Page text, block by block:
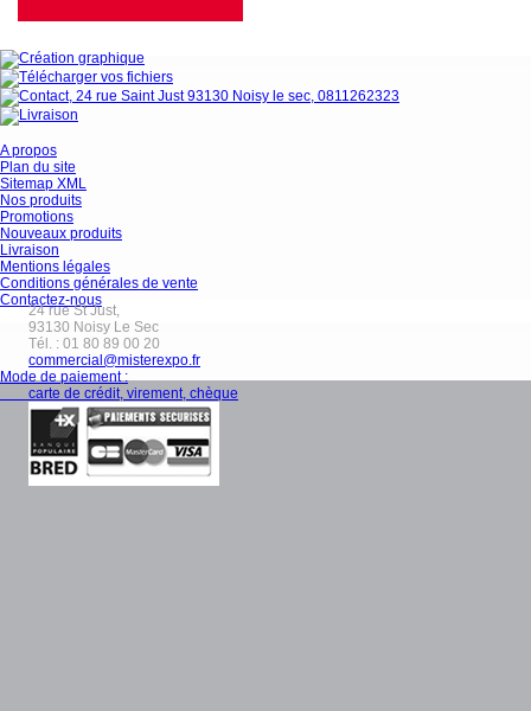
A propos
Plan du site
Sitemap XML
Nos produits
Promotions
Nouveaux produits
Livraison
Mentions légales
Conditions générales de vente
Contactez-nous
24 rue St Just,
93130 Noisy Le Sec
Tél. : 01 80 89 00 20
commercial@misterexpo.fr
Mode de paiement :
carte de crédit, virement, chèque